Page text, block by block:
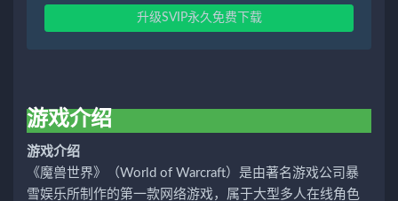
升级SVIP永久免费下载
游戏介绍
游戏介绍
《魔兽世界》（World of Warcraft）是由著名游戏公司暴
雪娱乐所制作的第一款网络游戏，属于大型多人在线角色